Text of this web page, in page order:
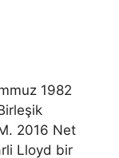
1982
2016 Net
Lloyd bir